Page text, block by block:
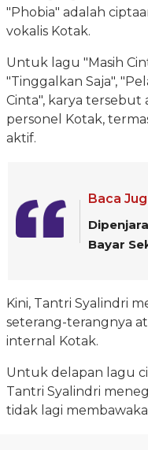
"Phobia" adalah
vokalis Kotak.
Untuk lagu "Masih
"Tinggalkan Saja",
Cinta", karya tersebut
personel Kotak,
aktif.
Baca
Bayar
Kini, Tantri Syalindri
seterang-terangnya
internal Kotak.
Untuk delapan lagu
Tantri Syalindri
tidak lagi